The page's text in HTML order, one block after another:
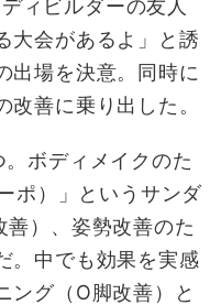
ィビルダーの友人
大会があるよ」と誘
出場を決意。同時に
善に乗り出した。
ボディメイクのた
ポ）」というサンダ
善）、姿勢改善のた
。中でも効果を実感
ング（O脚改善）と